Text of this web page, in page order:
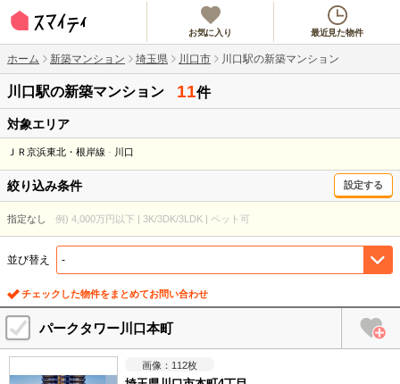
お気に入り 最近見た物件
ホーム 新築マンション 埼玉県 川口市 川口駅の新築マンション
川口駅の新築マンション 11件
対象エリア
ＪＲ京浜東北・根岸線 川口
絞り込み条件 設定する
指定なし 例) 4,000万円以下 | 3K/3DK/3LDK | ペット可
並び替え
チェックした物件をまとめてお問い合わせ
パークタワー川口本町
112枚